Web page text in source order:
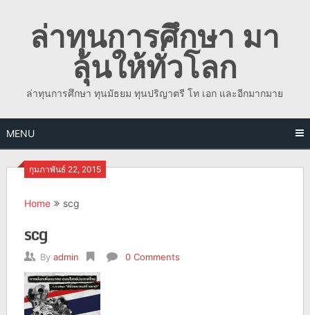
contentล่าทุนการศึกษา มา
ลุ้นให้ทั่วโลก
ล่าทุนการศึกษา ทุนมัธยม ทุนปริญาตรี โท เอก และอีกมากมาย
MENU
กุมภาพันธ์ 22, 2015
Home scg
scg
By admin 0 Comments